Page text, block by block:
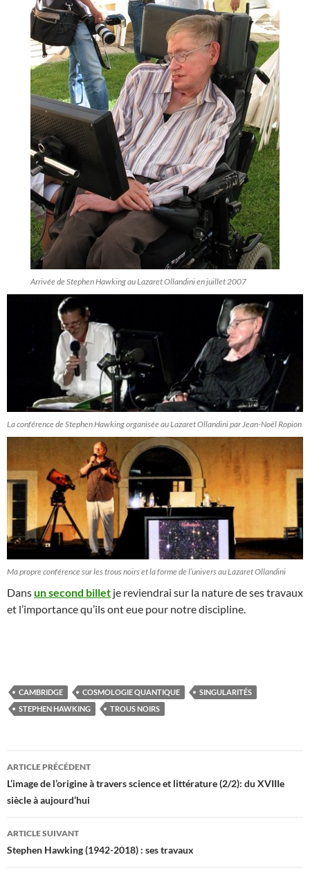
Arrivée de Stephen Hawking au Lazaret Ollandini en juillet 2007
La conférence de Stephen Hawking organisée au Lazaret Ollandini par Jean-Noël Ropion
Ma propre conférence sur les trous noirs et la forme de l’univers au Lazaret Ollandini
Dansun second billet je reviendrai sur la nature de ses travaux
et l’importance qu’ils ont eue pour notre discipline.
CAMBRIDGE COSMOLOGIE QUANTIQUE
SINGULARITÉS
STEPHEN HAWKING
TROUS NOIRS
Navigation
des
articles
ARTICLE PRÉCÉDENT
L’image de l’origine à travers science et littérature (2/2): du XVIIIe
siècle à aujourd’hui
ARTICLE SUIVANT
Stephen Hawking (1942-2018) : ses travaux